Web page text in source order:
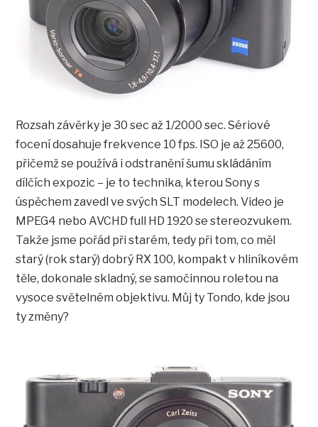
Rozsah závěrky je 30 sec až 1/2000 sec. Sériové
focení dosahuje frekvence 10 fps. ISO je až 25600,
přičemž se používá i odstranění šumu skládáním
dílčích expozic – je to technika, kterou Sony s
úspěchem zavedl ve svých SLT modelech. Video je
MPEG4 nebo AVCHD full HD 1920 se stereozvukem.
Takže jsme pořád při starém, tedy při tom, co měl
starý (rok starý) dobrý RX 100, kompakt v hliníkovém
těle, dokonale skladný, se samočinnou roletou na
vysoce světelném objektivu. Můj ty Tondo, kde jsou
ty změny?